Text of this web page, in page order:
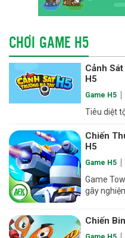
CHƠI GAME H5
Cảnh
H5
Game H5
Tiêu diệt
Chiến
H5
Game H5
Game
gây
Chiến